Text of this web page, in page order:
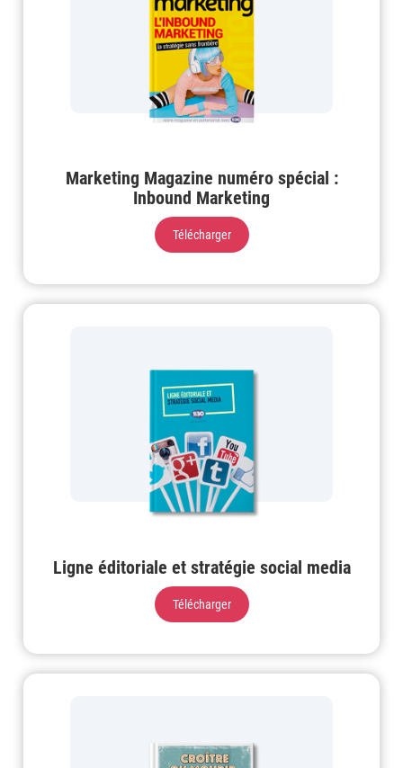
Marketing Magazine numéro spécial :
Inbound Marketing
Télécharger
Ligne éditoriale et stratégie social media
Télécharger